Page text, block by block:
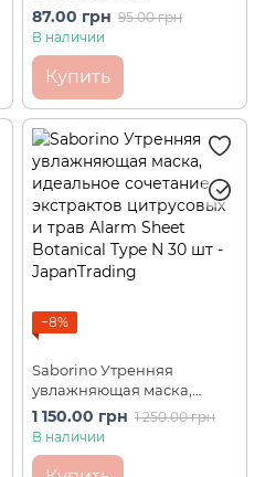
восстановления кожи
лица с никотинамидом
87.00 грн 95.00 грн
В наличии
Купить
−8%
Saborino Утренняя
увлажняющая маска,
идеальное сочетание
экстрактов цитрусовых и
Type N 30 шт
1 150.00 грн 1 250.00 грн
В наличии